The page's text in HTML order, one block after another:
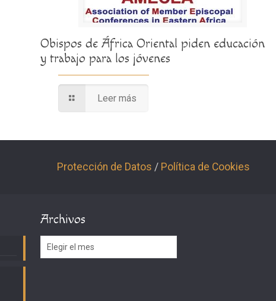
Obispos de África Oriental piden educación
y trabajo para los jóvenes
Leer más
Protección de Datos / Política de Cookies
Archivos
Archivos